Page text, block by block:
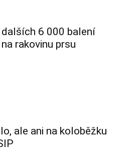
6 000 balení
rakovinu prsu
ale ani na koloběžku